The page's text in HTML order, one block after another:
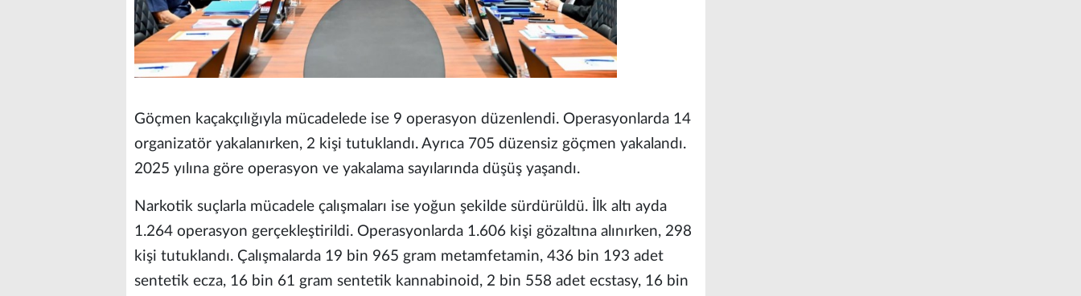
Göçmen kaçakçılığıyla mücadelede ise 9 operasyon düzenlendi. Operasyonlarda 14
organizatör yakalanırken, 2 kişi tutuklandı. Ayrıca 705 düzensiz göçmen yakalandı.
2025 yılına göre operasyon ve yakalama sayılarında düşüş yaşandı.
Narkotik suçlarla mücadele çalışmaları ise yoğun şekilde sürdürüldü. İlk altı ayda
1.264 operasyon gerçekleştirildi. Operasyonlarda 1.606 kişi gözaltına alınırken, 298
kişi tutuklandı. Çalışmalarda 19 bin 965 gram metamfetamin, 436 bin 193 adet
sentetik ecza, 16 bin 61 gram sentetik kannabinoid, 2 bin 558 adet ecstasy, 16 bin